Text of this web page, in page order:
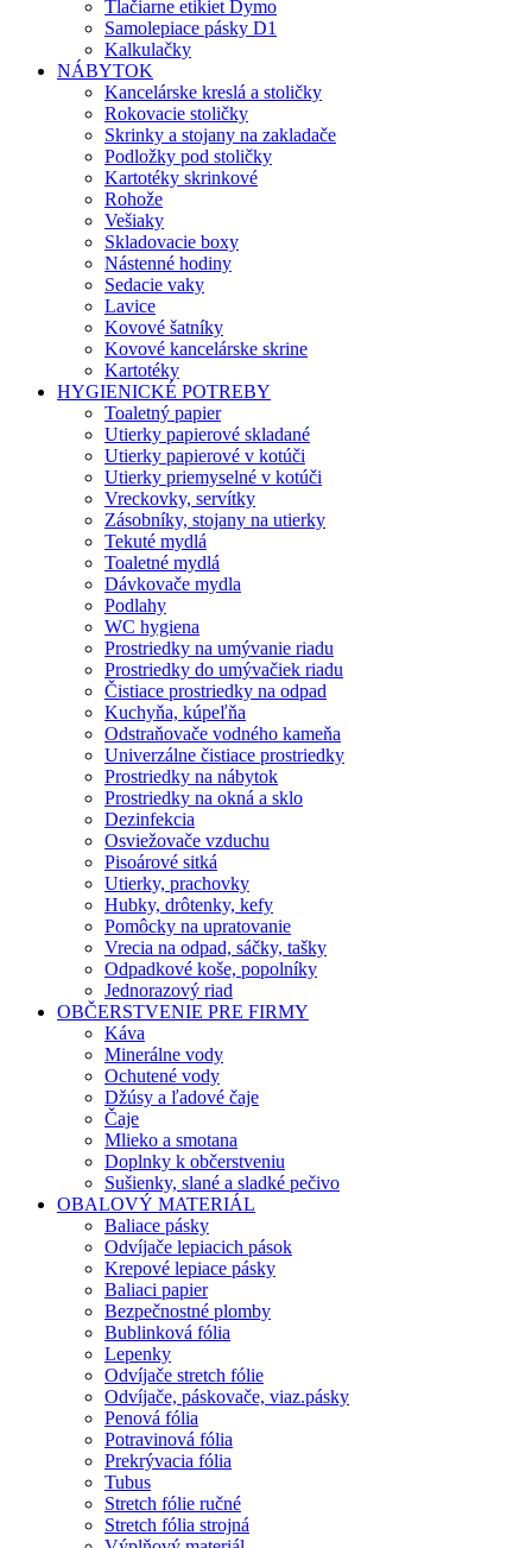
Tlačiarne etikiet Dymo
Samolepiace pásky D1
Kalkulačky
NÁBYTOK
Kancelárske kreslá a stoličky
Rokovacie stoličky
Skrinky a stojany na zakladače
Podložky pod stoličky
Kartotéky skrinkové
Rohože
Vešiaky
Skladovacie boxy
Nástenné hodiny
Sedacie vaky
Lavice
Kovové šatníky
Kovové kancelárske skrine
Kartotéky
HYGIENICKÉ POTREBY
Toaletný papier
Utierky papierové skladané
Utierky papierové v kotúči
Utierky priemyselné v kotúči
Vreckovky, servítky
Zásobníky, stojany na utierky
Tekuté mydlá
Toaletné mydlá
Dávkovače mydla
Podlahy
WC hygiena
Prostriedky na umývanie riadu
Prostriedky do umývačiek riadu
Čistiace prostriedky na odpad
Kuchyňa, kúpeľňa
Odstraňovače vodného kameňa
Univerzálne čistiace prostriedky
Prostriedky na nábytok
Prostriedky na okná a sklo
Dezinfekcia
Osviežovače vzduchu
Pisoárové sitká
Utierky, prachovky
Hubky, drôtenky, kefy
Pomôcky na upratovanie
Vrecia na odpad, sáčky, tašky
Odpadkové koše, popolníky
Jednorazový riad
OBČERSTVENIE PRE FIRMY
Káva
Minerálne vody
Ochutené vody
Džúsy a ľadové čaje
Čaje
Mlieko a smotana
Doplnky k občerstveniu
Sušienky, slané a sladké pečivo
OBALOVÝ MATERIÁL
Baliace pásky
Odvíjače lepiacich pások
Krepové lepiace pásky
Baliaci papier
Bezpečnostné plomby
Bublinková fólia
Lepenky
Odvíjače stretch fólie
Odvíjače, páskovače, viaz.pásky
Penová fólia
Potravinová fólia
Prekrývacia fólia
Tubus
Stretch fólie ručné
Stretch fólia strojná